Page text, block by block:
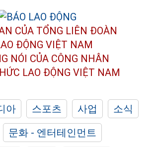
CỦA TỔNG LIÊN ĐOÀN
ĐỘNG VIỆT NAM
NÓI CỦA CÔNG NHÂN
LAO ĐỘNG VIỆT NAM
아 스포츠 사업
소식
문화 - 엔터테인먼트